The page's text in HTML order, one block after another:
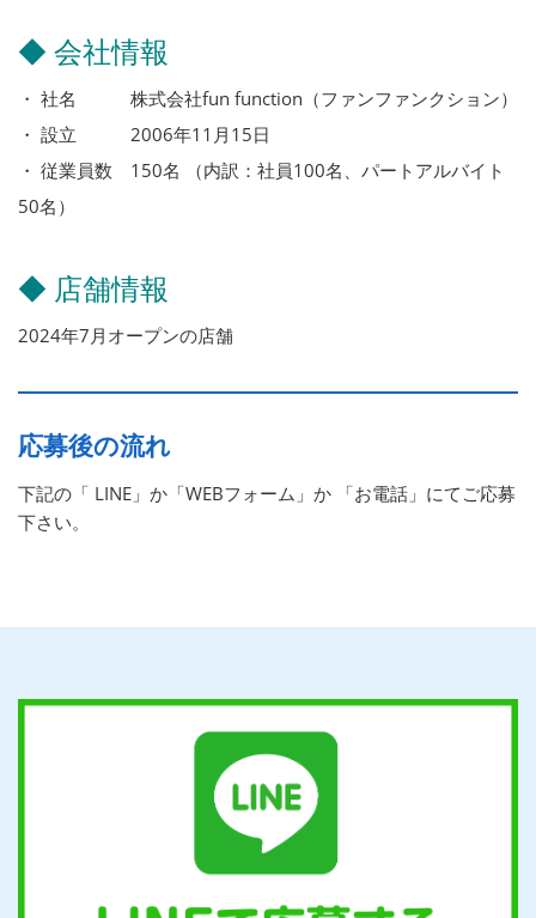
◆ 会社情報
・ 社名 株式会社fun function（ファンファンクション）
・ 設立 2006年11月15日
・ 従業員数 150名 （内訳：社員100名、パートアルバイト
50名）
◆ 店舗情報
2024年7月オープンの店舗
応募後の流れ
下記の「 LINE」か「WEBフォーム」か 「お電話」にてご応募
下さい。